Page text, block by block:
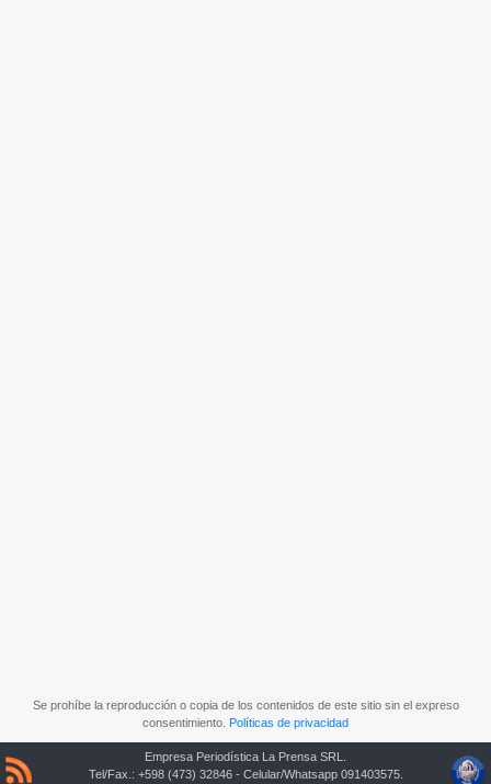
Se prohíbe la reproducción o copia de los contenidos de este sitio sin el expreso
consentimiento. Políticas de privacidad
Empresa Periodística La Prensa SRL.
Tel/Fax.: +598 (473) 32846 - Celular/Whatsapp 091403575.